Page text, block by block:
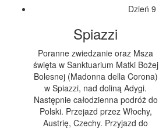
Dzień 9
Spiazzi
Poranne zwiedzanie oraz Msza
święta w Sanktuarium Matki Bożej
Bolesnej (Madonna della Corona)
w Spiazzi, nad doliną Adygi.
Następnie całodzienna podróż do
Polski. Przejazd przez Włochy,
Austrię, Czechy. Przyjazd do